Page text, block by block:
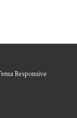
Responsive